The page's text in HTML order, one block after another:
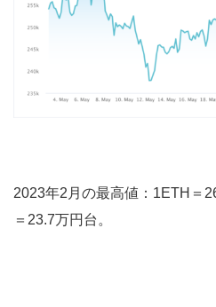
2023年2月の最高値：1ETH＝
＝23.7万円台。